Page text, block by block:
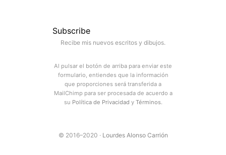
Subscribe
Recibe mis nuevos escritos y dibujos.
Al pulsar el botón de arriba para enviar este
formulario, entiendes que la información
que proporciones será transferida a
MailChimp para ser procesada de acuerdo a
su Política de Privacidad y Términos.
© 2016–2020 · Lourdes Alonso Carrión